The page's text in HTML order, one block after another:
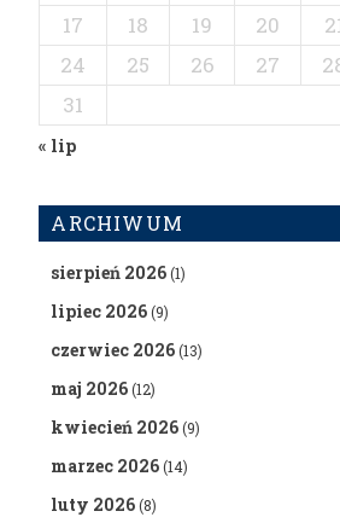
17
18 19 20
24
25 26 27
31
« lip
ARCHIWUM
sierpień 2026(1)
lipiec 2026(9)
czerwiec 2026(13)
maj 2026(12)
kwiecień 2026(9)
marzec 2026(14)
luty 2026(8)